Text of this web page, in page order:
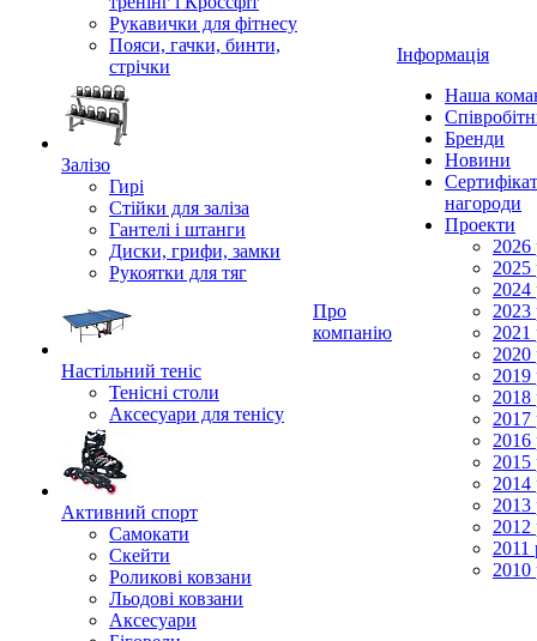
Рукавички для фітнесу
Пояси, гачки, бинти,
стрічки
Залізо
Гирі
Стійки для заліза
Гантелі і штанги
Диски, грифи, замки
Рукоятки для тяг
Настільний теніс
Тенісні столи
Аксесуари для тенісу
Активний спорт
Самокати
Скейти
Роликові ковзани
Льодові ковзани
Аксесуари
Про
компанію
Інформація
Наша
Бренди
Новини
нагороди
Проекти
2026
2025
2024
2023
2021
2020
2019
2018
2017
2016
2015
2014
2013
2012
2011
2010